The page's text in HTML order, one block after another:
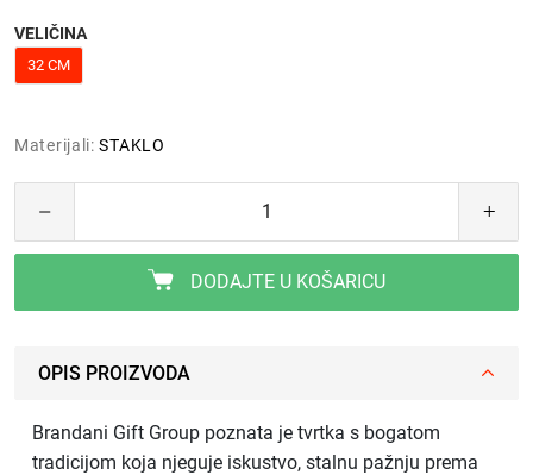
VELIČINA
32 CM
Materijali: STAKLO
DODAJTE U KOŠARICU
OPIS PROIZVODA
Brandani Gift Group poznata je tvrtka s bogatom
tradicijom koja njeguje iskustvo, stalnu pažnju prema